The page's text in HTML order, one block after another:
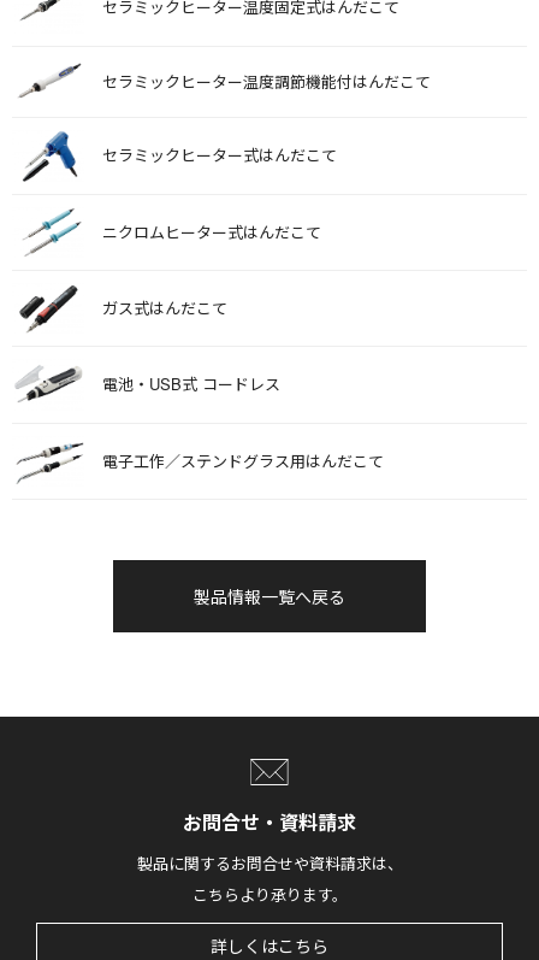
セラミックヒーター温度固定式はんだこて
セラミックヒーター温度調節機能付はんだこて
セラミックヒーター式はんだこて
ニクロムヒーター式はんだこて
ガス式はんだこて
電池・USB式 コードレス
電子工作／ステンドグラス用はんだこて
製品情報一覧へ戻る
お問合せ・資料請求
製品に関するお問合せや資料請求は、
こちらより承ります。
詳しくはこちら